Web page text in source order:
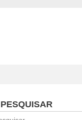
PESQUISAR